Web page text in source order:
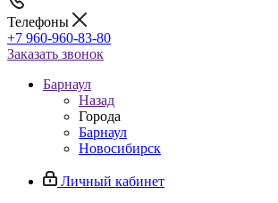
Телефоны
+7 960-960-83-80
Заказать звонок
Барнаул
Назад
Города
Барнаул
Новосибирск
Личный кабинет